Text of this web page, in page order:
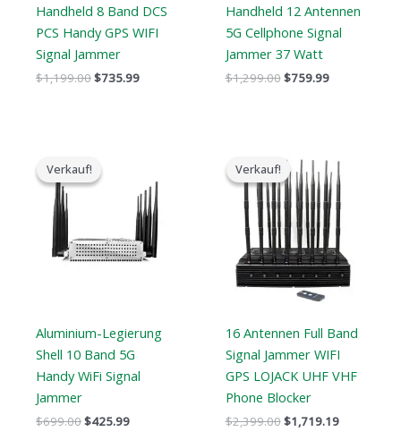
Handheld 8 Band DCS
PCS Handy GPS WIFI
Signal Jammer
$1,199.00$735.99
Handheld 12 Antennen
5G Cellphone Signal
Jammer 37 Watt
$1,299.00$759.99
Verkauf!
Verkauf!
Aluminium-Legierung
Shell 10 Band 5G
Handy WiFi Signal
Jammer
$699.00
ursprüngliche
Preis
war:
$425.99
ist:
$425.99.
Verkauf!
Verkauf!
16 Antennen Full Band
Signal Jammer WIFI
GPS LOJACK UHF VHF
Phone Blocker
$2,399.00
ursprüngliche
Preis
war:
$2,399.00.
$1,719.19
aktuelle
Preis
$1,719.19.